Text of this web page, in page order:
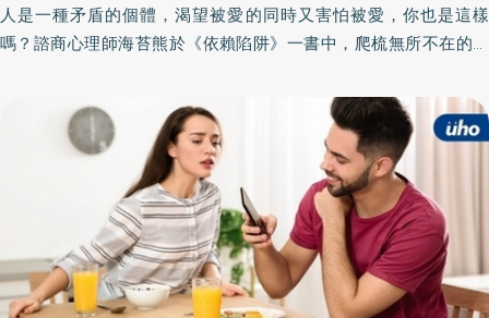
人是一種矛盾的個體，渴望被愛的同時又害怕被愛，你也是這樣
嗎？諮商心理師海苔熊於《依賴陷阱》一書中，爬梳無所不在的依
析「過度依賴」的陷阱，層層回溯這種扭曲安全感背後的源頭，幫
助讀者卸下恐懼，為自己擎一盞微光。以下為原書摘文：